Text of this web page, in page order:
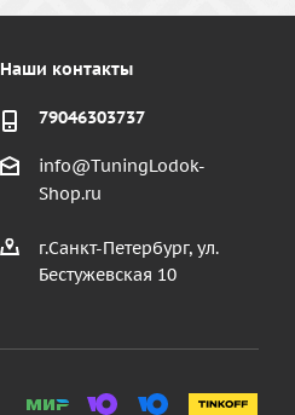
Наши контакты
79046303737
info@TuningLodok-
Shop.ru
г.Санкт-Петербург, ул.
Бестужевская 10